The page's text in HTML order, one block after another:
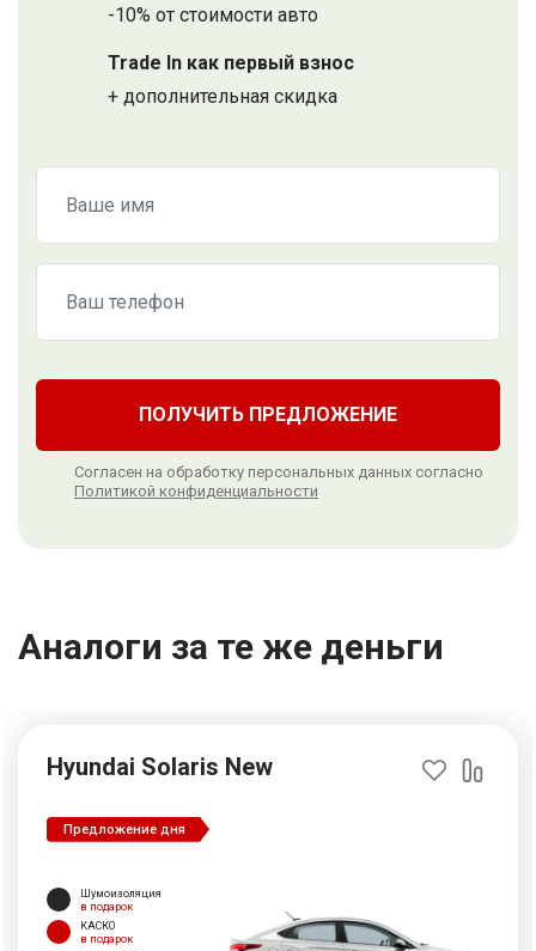
-10% от стоимости авто
Trade In как первый взнос
+ дополнительная скидка
ПОЛУЧИТЬ ПРЕДЛОЖЕНИЕ
Согласен на обработку персональных данных согласно
Политикой конфиденциальности
Аналоги за те же деньги
Hyundai Solaris New
Предложение дня
Шумоизоляция
в подарок
КАСКО
в подарок